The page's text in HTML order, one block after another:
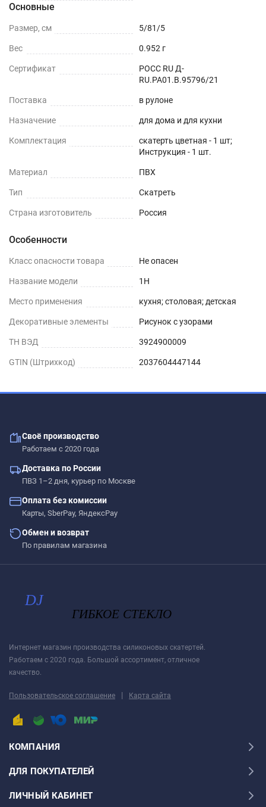
Основные
Размер, см 5/81/5
Вес 0.952 г
Сертификат
РОСС RU Д-
RU.РА01.В.95796/21
Поставка в рулоне
Назначение для дома и для кухни
Комплектация
скатерть цветная - 1 шт;
Инструкция - 1 шт.
Материал ПВХ
Тип Скатреть
Страна изготовитель Россия
Особенности
Класс опасности товара Не опасен
Название модели 1H
Место применения кухня; столовая; детская
Декоративные элементы Рисунок с узорами
ТН ВЭД 3924900009
GTIN (Штрихкод) 2037604447144
Своё производство
Работаем с 2020 года
Доставка по России
ПВЗ 1–2 дня, курьер по Москве
Оплата без комиссии
Карты, SberPay, ЯндексPay
Обмен и возврат
По правилам магазина
Интернет магазин производства силиконовых скатертей.
Работаем с 2020 года. Большой ассортимент, отличное
качество.
Пользовательское соглашение | Карта сайта
КОМПАНИЯ
ДЛЯ ПОКУПАТЕЛЕЙ
ЛИЧНЫЙ КАБИНЕТ